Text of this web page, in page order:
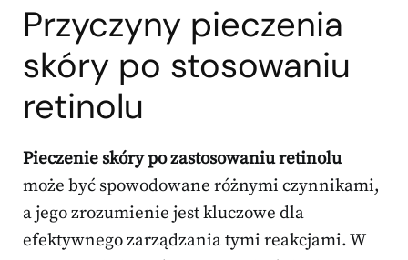
Przyczyny pieczenia
skóry po stosowaniu
retinolu
Pieczenie skóry po zastosowaniu retinolu
może być spowodowane różnymi czynnikami,
a jego zrozumienie jest kluczowe dla
efektywnego zarządzania tymi reakcjami. W